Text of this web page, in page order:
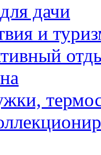
дачи
и